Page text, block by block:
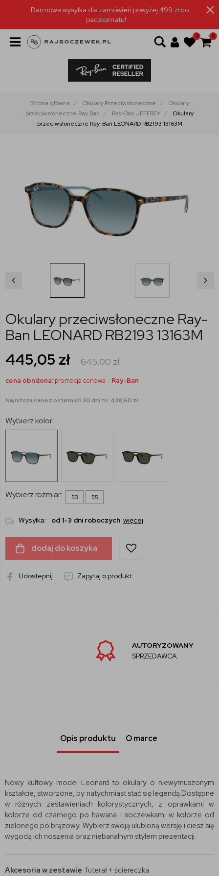
Darmowa wysyłka dla zamówień powyżej 499 zł do
paczkomatu!
0 0
Strona główna Okulary Przeciwsłoneczne
Okulary
przeciwsłoneczne Ray Ban
Ray-Ban JEFFREY
Okulary
przeciwsłoneczne Ray-Ban LEONARD RB2193 13163M
Okulary przeciwsłoneczne Ray-
Ban LEONARD RB2193 13163M
445,05 zł 645,00zł
cena obniżona: promocja cenowa - Ray-Ban
Najniższa cena z ostatnich 30 dni to: 438,60 zł
Wybierz kolor:
Wybierz rozmiar: 53 55
Wysyłka: od 1-3 dni roboczych więcej
dodaj do koszyka
Udostepnij Zapytaj o produkt
AUTORYZOWANY
SPRZEDAWCA
Opis produktu O marce
Nowy kultowy model Leonard to okulary o niewymuszonym
kształcie, stworzone, by natychmiast stać się legendą.Dostępne
w różnych zestawieniach kolorystycznych, z oprawkami w
kolorze od czarnego po hawana i soczewkami w kolorze od
zielonego po brązowy. Wybierz swoją ulubioną wersję i ciesz się
wygodą ich noszenia oraz niebanalnym stylem prezentacji.
Akcesoria w zestawie: futerał + ściereczka